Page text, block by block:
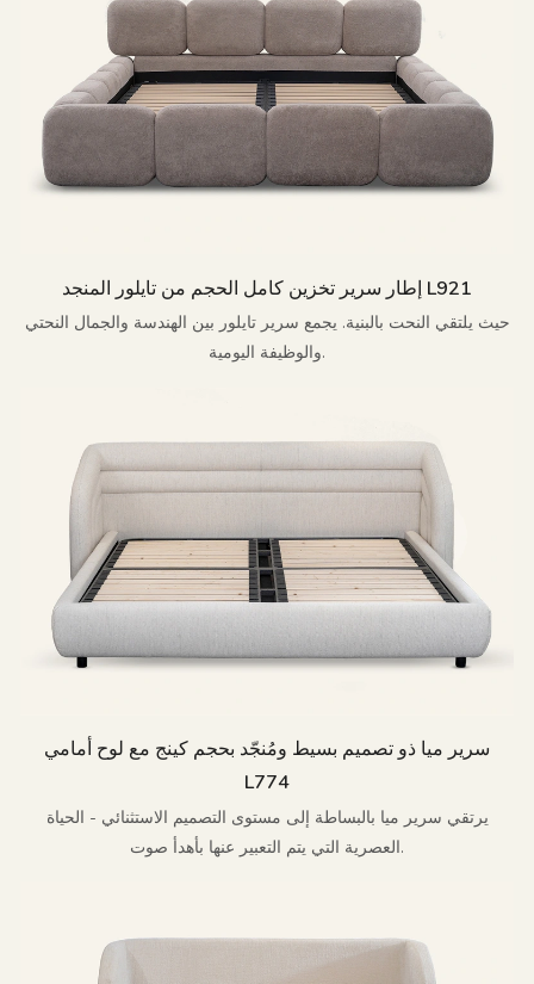
إطار سرير تخزين كامل الحجم من تايلور المنجد L921
حيث يلتقي النحت بالبنية. يجمع سرير تايلور بين الهندسة والجمال النحتي
والوظيفة اليومية.
سرير ميا ذو تصميم بسيط ومُنجّد بحجم كينج مع لوح أمامي
L774
يرتقي سرير ميا بالبساطة إلى مستوى التصميم الاستثنائي - الحياة
العصرية التي يتم التعبير عنها بأهدأ صوت.